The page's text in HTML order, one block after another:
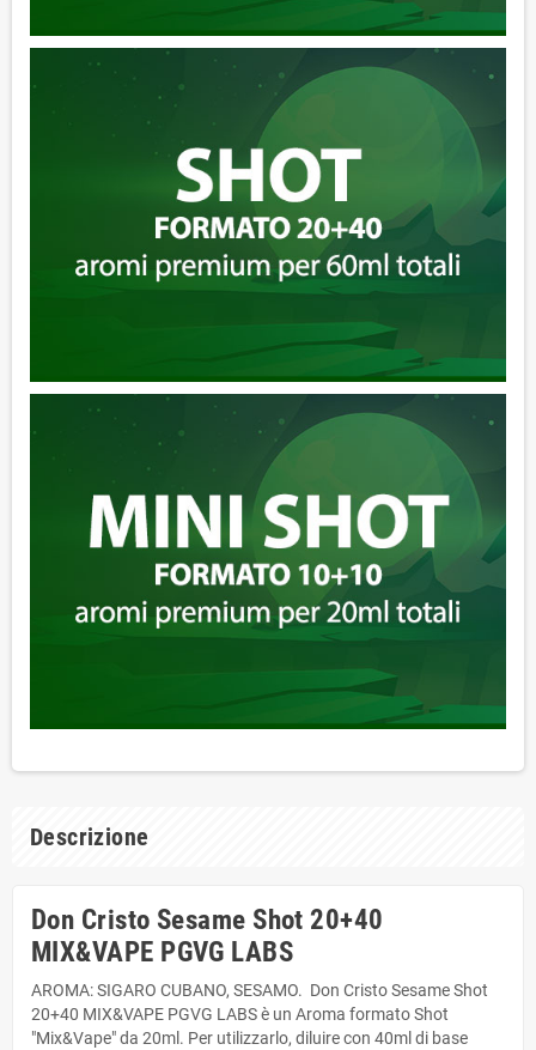
Descrizione
Don Cristo Sesame Shot 20+40
MIX&VAPE PGVG LABS
AROMA: SIGARO CUBANO, SESAMO. Don Cristo Sesame Shot
20+40 MIX&VAPE PGVG LABS è un Aroma formato Shot
"Mix&Vape" da 20ml. Per utilizzarlo, diluire con 40ml di base